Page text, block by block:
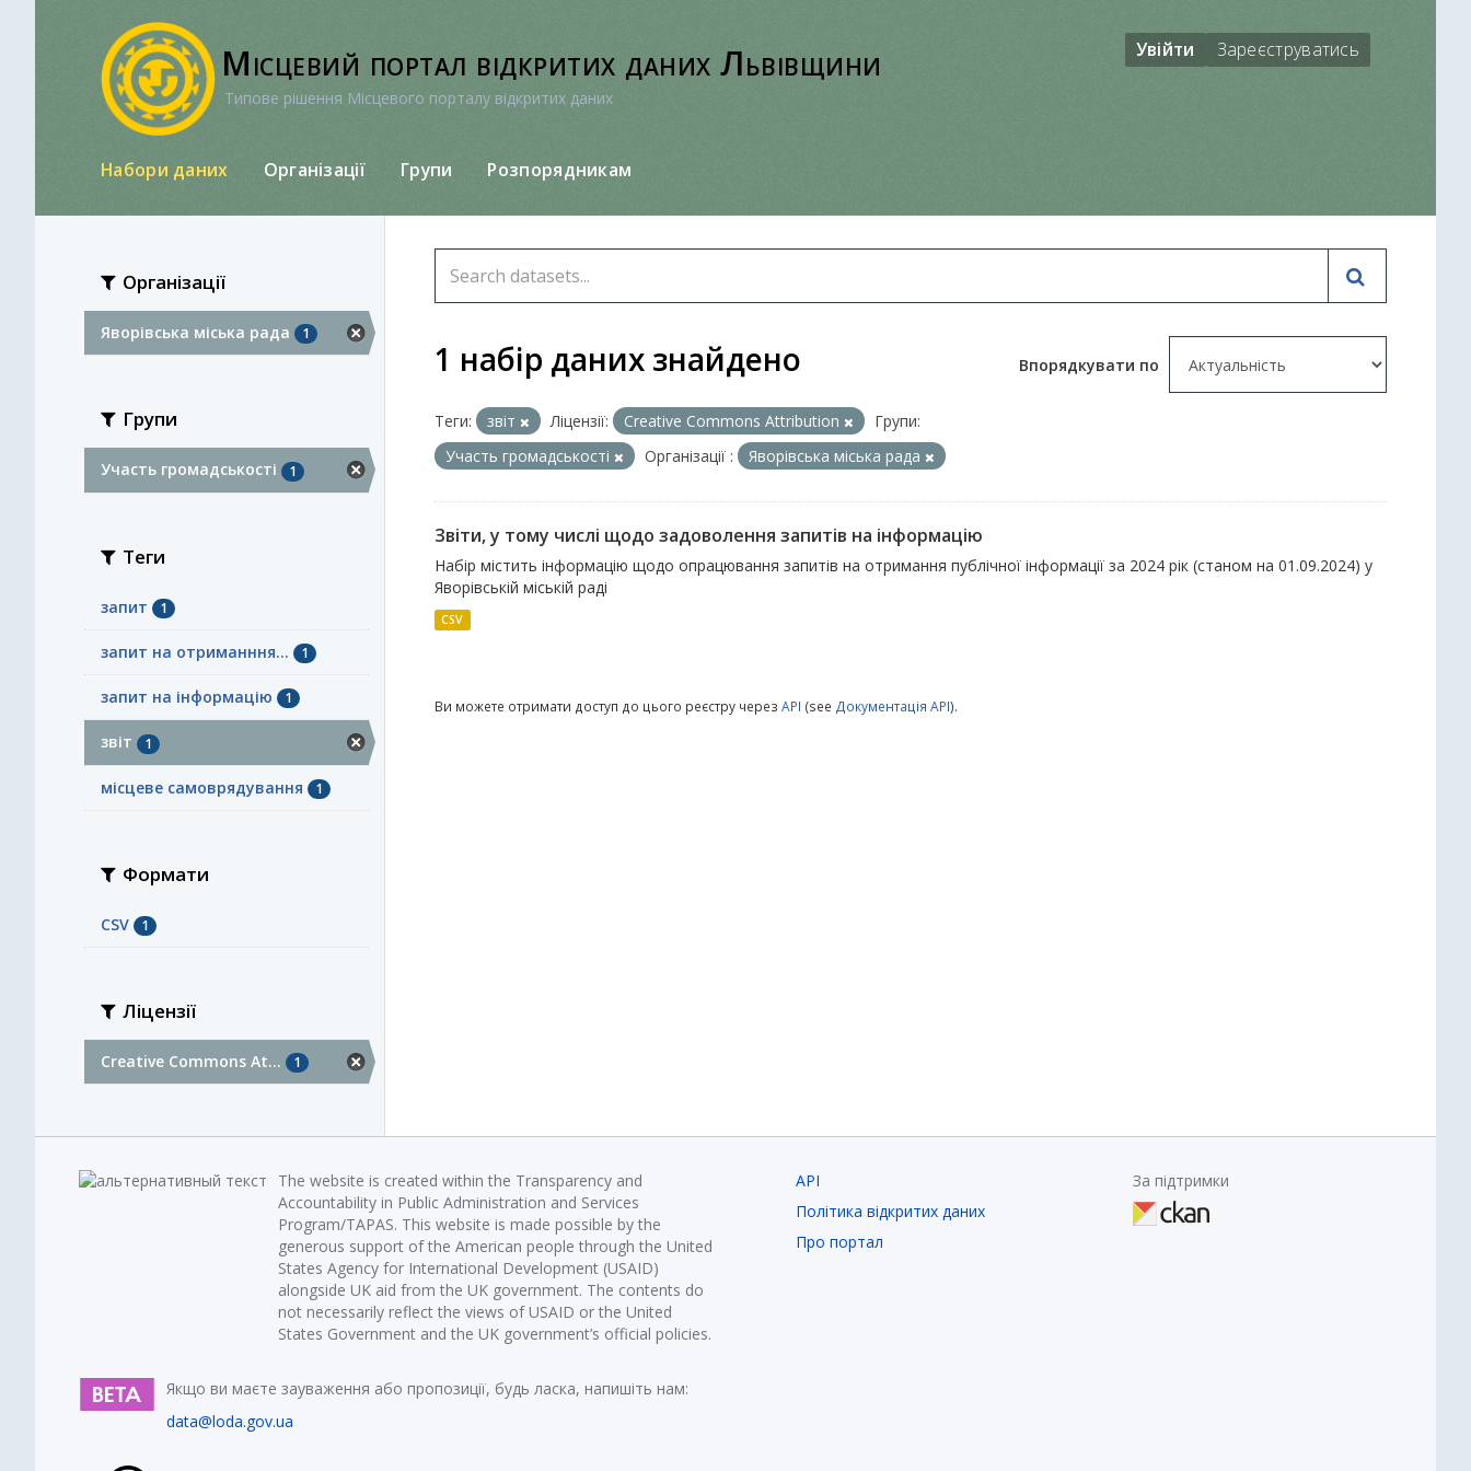
Місцевий портал відкритих даних Львівщини
Типове рішення Місцевого порталу відкритих даних
Увійти Зареєструватись
Набори даних Організації Групи Розпорядникам
Організації
Яворівська міська рада 1
Групи
Участь громадськості 1
Теги
запит 1
запит на отриманння... 1
запит на інформацію 1
звіт 1
місцеве самоврядування 1
Формати
CSV 1
Ліцензії
Creative Commons At... 1
Впорядкувати по
1 набір даних знайдено
Теги: звіт Ліцензії: Creative Commons Attribution
Групи:
Участь громадськості
Організації : Яворівська міська рада
Звіти, у тому числі щодо задоволення запитів на інформацію
Набір містить інформацію щодо опрацювання запитів на отримання публічної інформації за 2024 рік (станом на 01.09.2024) у
Яворівській міській раді
CSV
Ви можете отримати доступ до цього реєстру через API (see Документація API).
The website is created within the Transparency and
Accountability in Public Administration and Services
Program/TAPAS. This website is made possible by the
generous support of the American people through the United
States Agency for International Development (USAID)
alongside UK aid from the UK government. The contents do
not necessarily reflect the views of USAID or the United
States Government and the UK government’s official policies.
Якщо ви маєте зауваження або пропозиції, будь ласка, напишіть нам:
data@loda.gov.ua
API
Політика відкритих даних
Про портал
За підтримки